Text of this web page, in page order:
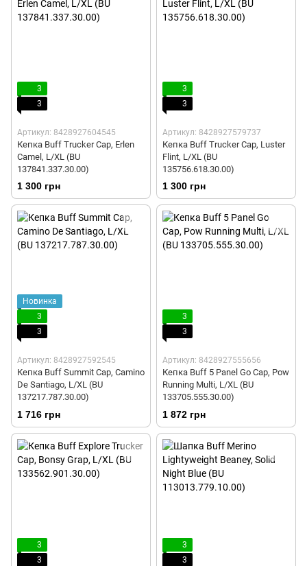
3
3
Артикул: 8428927604545
Кепка Buff Trucker Cap, Erlen
Camel, L/XL (BU
137841.337.30.00)
1 300 грн
3
3
Артикул: 8428927579737
Кепка Buff Trucker Cap, Luster
Flint, L/XL (BU
135756.618.30.00)
1 300 грн
Новинка
3
3
Артикул: 8428927592545
Кепка Buff Summit Cap, Camino
De Santiago, L/XL (BU
137217.787.30.00)
1 716 грн
3
3
Артикул: 8428927555656
Кепка Buff 5 Panel Go Cap, Pow
Running Multi, L/XL (BU
133705.555.30.00)
1 872 грн
3
3
3
3